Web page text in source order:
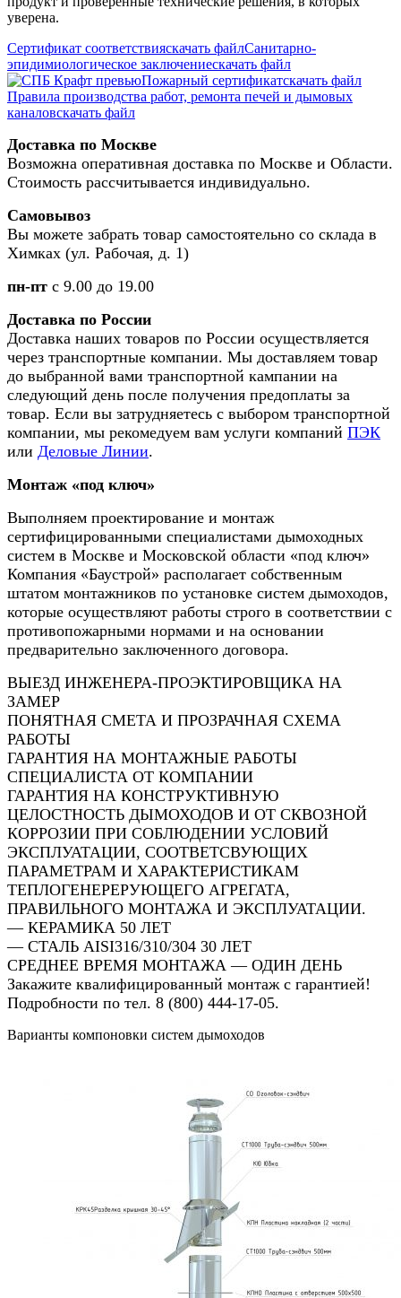
уверена.
Сертификат соответствияскачать файлСанитарно-
эпидимиологическое заключениескачать файл
Пожарный сертификатскачать файл
Правила производства работ, ремонта печей и дымовых
каналовскачать файл
Доставка по Москве
Возможна оперативная доставка по Москве и Области.
Стоимость рассчитывается индивидуально.
Самовывоз
Вы можете забрать товар самостоятельно со склада в
Химках (ул. Рабочая, д. 1)
пн-пт с 9.00 до 19.00
Доставка по России
Доставка наших товаров по России осуществляется
через транспортные компании. Мы доставляем товар
до выбранной вами транспортной кампании на
следующий день после получения предоплаты за
товар. Если вы затрудняетесь с выбором транспортной
компании, мы рекомедуем вам услуги компаний ПЭК
или Деловые Линии.
Монтаж «под ключ»
Выполняем проектирование и монтаж
сертифицированными специалистами дымоходных
систем в Москве и Московской области «под ключ»
Компания «Баустрой» располагает собственным
штатом монтажников по установке систем дымоходов,
которые осуществляют работы строго в соответствии с
противопожарными нормами и на основании
предварительно заключенного договора.
ВЫЕЗД ИНЖЕНЕРА-ПРОЭКТИРОВЩИКА НА
ЗАМЕР
ПОНЯТНАЯ СМЕТА И ПРОЗРАЧНАЯ СХЕМА
РАБОТЫ
ГАРАНТИЯ НА МОНТАЖНЫЕ РАБОТЫ
СПЕЦИАЛИСТА ОТ КОМПАНИИ
ГАРАНТИЯ НА КОНСТРУКТИВНУЮ
ЦЕЛОСТНОСТЬ ДЫМОХОДОВ И ОТ СКВОЗНОЙ
КОРРОЗИИ ПРИ СОБЛЮДЕНИИ УСЛОВИЙ
ЭКСПЛУАТАЦИИ, СООТВЕТСВУЮЩИХ
ПАРАМЕТРАМ И ХАРАКТЕРИСТИКАМ
ТЕПЛОГЕНЕРЕРУЮЩЕГО АГРЕГАТА,
ПРАВИЛЬНОГО МОНТАЖА И ЭКСПЛУАТАЦИИ.
— КЕРАМИКА 50 ЛЕТ
— СТАЛЬ AISI316/310/304 30 ЛЕТ
СРЕДНЕЕ ВРЕМЯ МОНТАЖА — ОДИН ДЕНЬ
Закажите квалифицированный монтаж с гарантией!
Подробности по тел. 8 (800) 444-17-05.
Варианты компоновки систем дымоходов